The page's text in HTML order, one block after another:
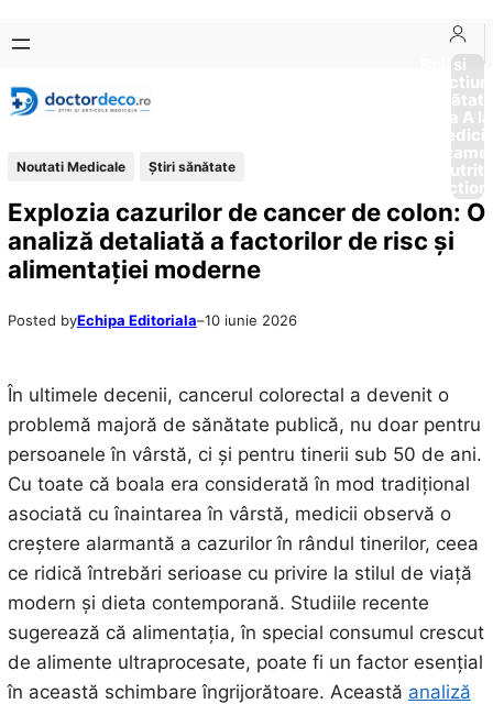
conținut
content
Boli si
Afectiuni
Sănătate
de la A
Noutati Medicale Ştiri sănătate
Explozia cazurilor de cancer de colon: O
analiză detaliată a factorilor de risc și
alimentației moderne
Posted byEchipa Editoriala–10 iunie 2026
În ultimele decenii, cancerul colorectal a devenit o
problemă majoră de sănătate publică, nu doar pentru
persoanele în vârstă, ci și pentru tinerii sub 50 de ani.
Cu toate că boala era considerată în mod tradițional
asociată cu înaintarea în vârstă, medicii observă o
creștere alarmantă a cazurilor în rândul tinerilor, ceea
ce ridică întrebări serioase cu privire la stilul de viață
modern și dieta contemporană. Studiile recente
sugerează că alimentația, în special consumul crescut
de alimente ultraprocesate, poate fi un factor esențial
în această schimbare îngrijorătoare. Această analiză